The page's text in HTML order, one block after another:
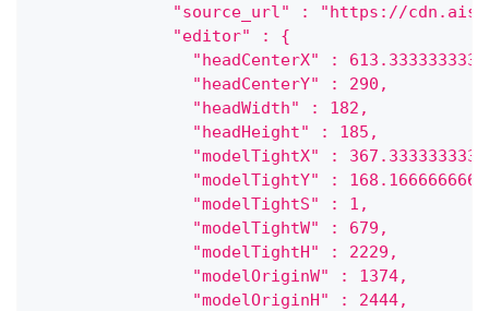
"source_url" : "https://
              "editor" : {
"headCenterX" :
                "headCenterY" : 290,
                "headWidth" : 182,
                "headHeight" : 185,
"modelTightX" :
"modelTightY" :
                "modelTightS" : 1,
                "modelTightW" : 679,
                "modelTightH" : 2229,
                "modelOriginW" : 1374,
                "modelOriginH" : 2444,